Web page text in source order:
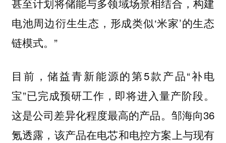
电池周边衍生生态，形成类似‘米家’的生态
链模式。”
目前，储益青新能源的第5款产品“补电
宝”已完成预研工作，即将进入量产阶段。
这是公司差异化程度最高的产品。邹海向36
氪透露，该产品在电芯和电控方案上与现有